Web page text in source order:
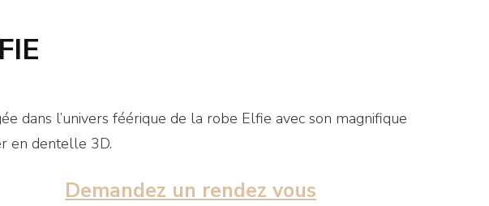
dans l’univers féérique de la robe Elfie avec son magnifique
en dentelle 3D.
Demandez un rendez vous